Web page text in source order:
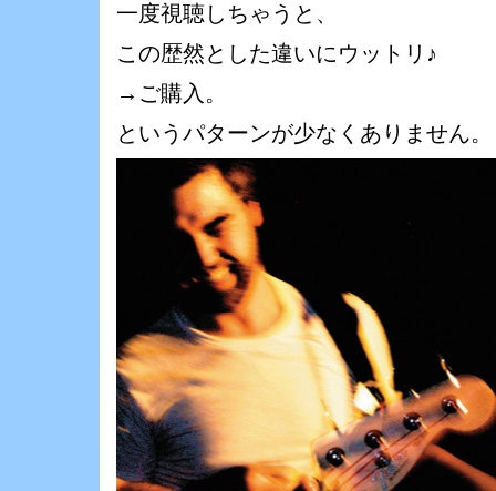
一度視聴しちゃうと、
この歴然とした違いにウットリ♪
→ご購入。
というパターンが少なくありません。